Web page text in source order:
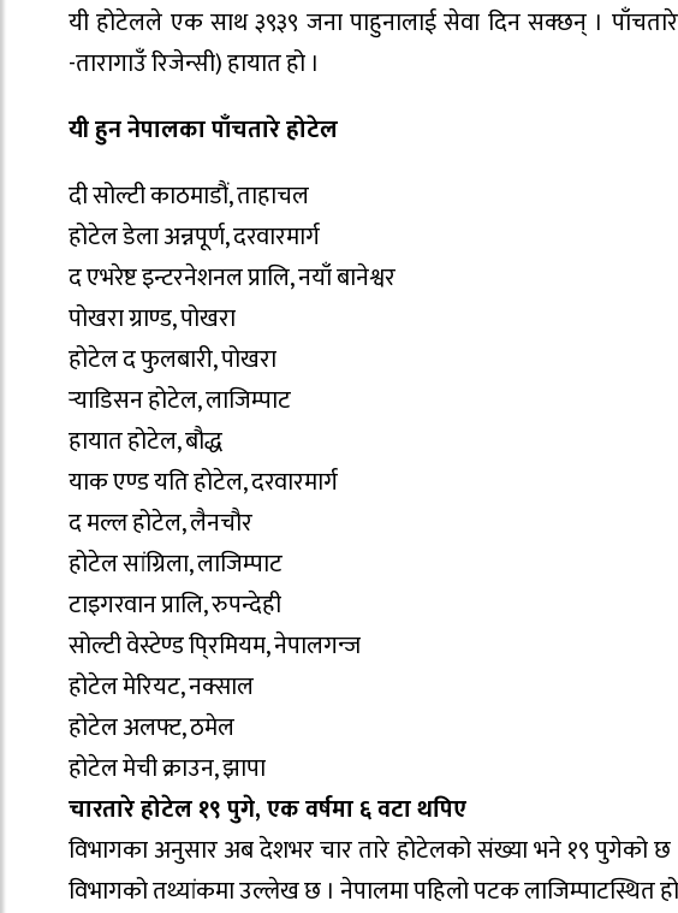
यी होटेलले एक साथ ३९३९ जना पाहुनालाई सेवा दिन सक्छन् ।
-तारागाउँ रिजेन्सी) हायात हो ।
यी हुन नेपालका पाँचतारे होटेल
दी सोल्टी काठमाडौं, ताहाचल
होटेल डेला अन्नपूर्ण, दरवारमार्ग
द एभरेष्ट इन्टरनेशनल प्रालि, नयाँ बानेश्वर
पोखरा ग्राण्ड, पोखरा
होटेल द फुलबारी, पोखरा
र्‍याडिसन होटेल, लाजिम्पाट
हायात होटेल, बौद्ध
याक एण्ड यति होटेल, दरवारमार्ग
द मल्ल होटेल, लैनचौर
होटेल सांग्रिला, लाजिम्पाट
टाइगरवान प्रालि, रुपन्देही
सोल्टी वेस्टेण्ड पि्रमियम, नेपालगन्ज
होटेल मेरियट, नक्साल
होटेल अलफ्ट, ठमेल
होटेल मेची क्राउन, झापा
चारतारे होटेल १९ पुगे, एक वर्षमा ६ वटा थपिए
विभागका अनुसार अब देशभर चार तारे होटेलको संख्या भने १९ पुगेको छ
विभागको तथ्यांकमा उल्लेख छ । नेपालमा पहिलो पटक लाजिम्पाटस्थित